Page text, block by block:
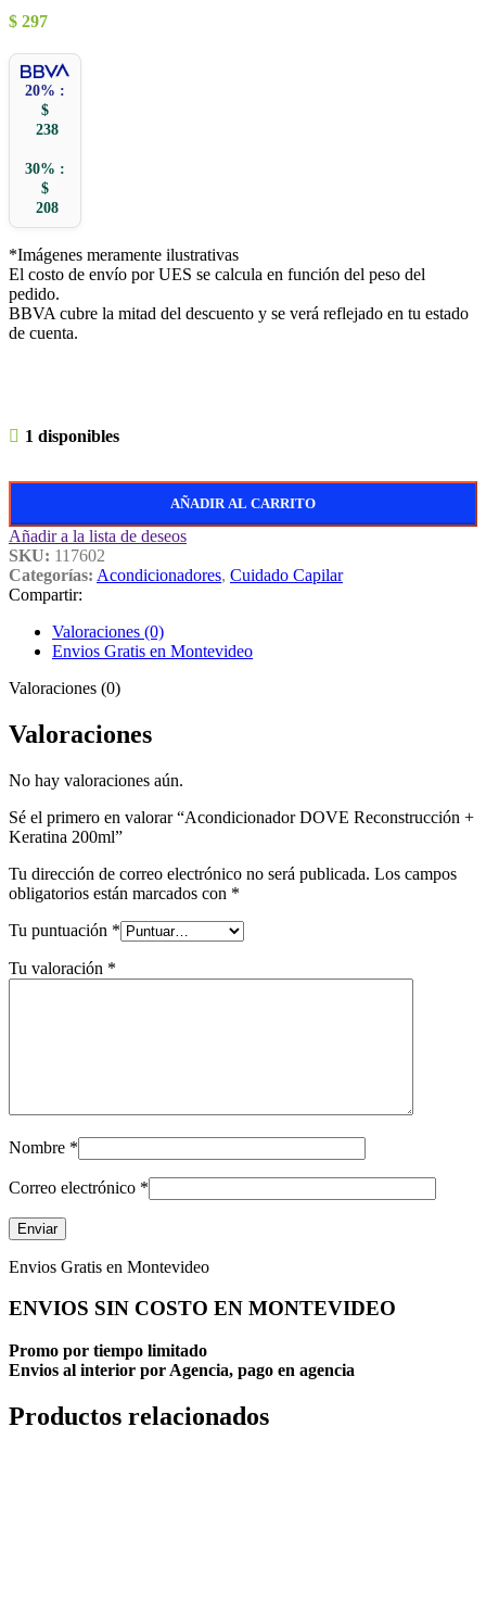
$ 297
20% :
$
238
30% :
$
208
*Imágenes meramente ilustrativas
El costo de envío por UES se calcula en función del peso del
pedido.
BBVA cubre la mitad del descuento y se verá reflejado en tu estado
de cuenta.
1 disponibles
AÑADIR AL CARRITO
Añadir a la lista de deseos
SKU: 117602
Categorías: Acondicionadores, Cuidado Capilar
Compartir:
Valoraciones (0)
Envios Gratis en Montevideo
Valoraciones (0)
Valoraciones
No hay valoraciones aún.
Sé el primero en valorar “Acondicionador DOVE Reconstrucción +
Keratina 200ml”
Tu dirección de correo electrónico no será publicada. Los campos
obligatorios están marcados con *
Tu puntuación *
Tu valoración *
Nombre *
Correo electrónico *
Envios Gratis en Montevideo
ENVIOS SIN COSTO EN MONTEVIDEO
Promo por tiempo limitado
Envios al interior por Agencia, pago en agencia
Productos relacionados